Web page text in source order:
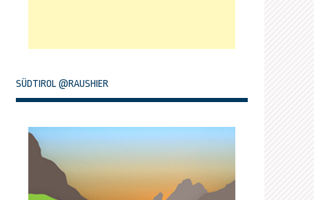
SÜDTIROL @RAUSHIER